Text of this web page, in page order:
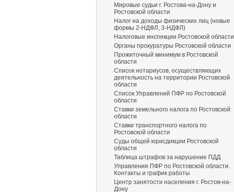
Мировые судьи г. Ростова-на-Дону и
Ростовской области
Налог на доходы физических лиц (новые
формы 2-НДФЛ, 3-НДФЛ)
Налоговые инспекции Ростовской области
Органы прокуратуры Ростовской области
Прожиточный минимум в Ростовской
области
Список нотариусов, осуществляющих
деятельность на территории Ростовской
области
Список Управлений ПФР по Ростовской
области
Ставки земельного налога по Ростовской
области
Ставки транспортного налога по
Ростовской области
Суды общей юрисдикции Ростовской
области
Таблица штрафов за нарушение ПДД
Управления ПФР по Ростовской области.
Контакты и график работы
Центр занятости населения г. Ростов-на-
Дону